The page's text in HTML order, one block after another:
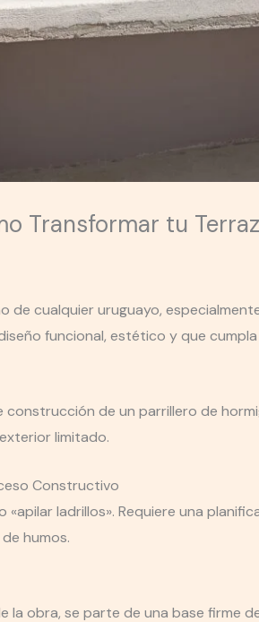
Transformar tu
de cualquier uruguayo,
funcional, estético y que
de un parrillero de
limitado.
Constructivo
ladrillos». Requiere una
humos.
la obra, se parte de una base firme